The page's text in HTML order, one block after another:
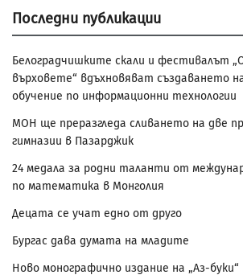
Последни публикации
Белоградчишките скали и фестивалът
върховете“ вдъхновяват създаването
обучение по информационни технологии
МОН ще преразгледа сливането на две
гимназии в Пазарджик
24 медала за родни таланти от
по математика в Монголия
Децата се учат едно от друго
Бургас дава думата на младите
Ново монографично издание на „Аз-буки“